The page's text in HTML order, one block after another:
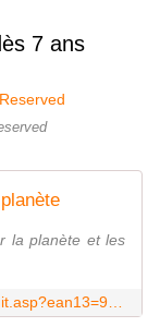
7 ans
la planète et les